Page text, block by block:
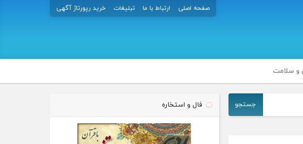
صفحه اصلی ارتباط با ما تبلیغات خرید رپورتاژ آگهی
و سلامت
جستجو فال و استخاره